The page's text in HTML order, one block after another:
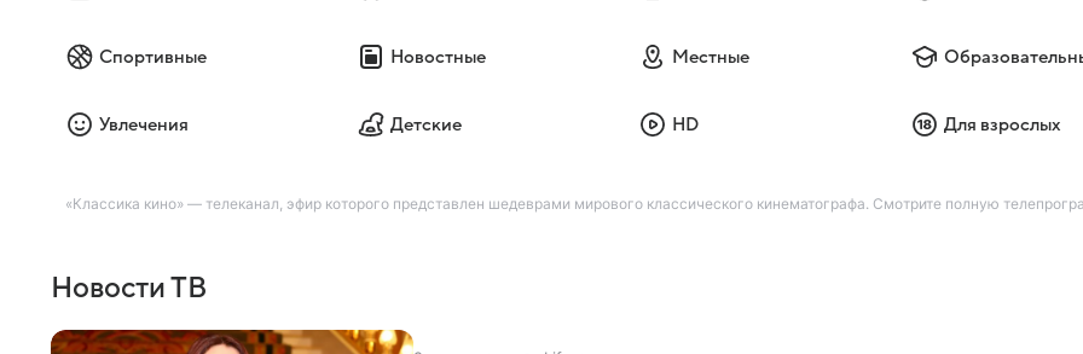
Спортивные Новостные Местные
Увлечения Детские HD Для взрослых
«Классика кино» — телеканал, эфир которого представлен шедеврами мирового классического кинематографа. Смотрите полную
Новости ТВ